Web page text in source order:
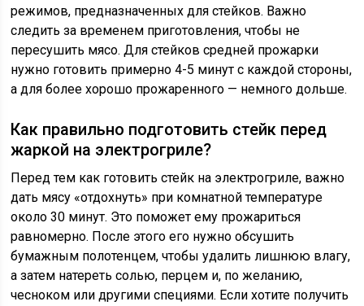
режимов, предназначенных для стейков. Важно
следить за временем приготовления, чтобы не
пересушить мясо. Для стейков средней прожарки
нужно готовить примерно 4-5 минут с каждой стороны,
а для более хорошо прожаренного — немного дольше.
Как правильно подготовить стейк перед
жаркой на электрогриле?
Перед тем как готовить стейк на электрогриле, важно
дать мясу «отдохнуть» при комнатной температуре
около 30 минут. Это поможет ему прожариться
равномерно. После этого его нужно обсушить
бумажным полотенцем, чтобы удалить лишнюю влагу,
а затем натереть солью, перцем и, по желанию,
чесноком или другими специями. Если хотите получить